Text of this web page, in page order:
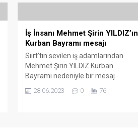
Zahireciler Borsası bölgesinde
halinde bulunan elektrikli aracın,
şebekeden usulsüz şekilde çekilen
hatla şarj edildiği belirlendi. Yapılan
incelemede, ambarın...
İş İnsanı Mehmet Şirin YILDIZ’ın
Kurban Bayramı mesajı
Siirt’tin sevilen iş adamlarından
Mehmet Şirin YILDIZ Kurban
Bayramı nedeniyle bir mesaj
bayramını kutlayan Yıldız
28.06.2023 0 76